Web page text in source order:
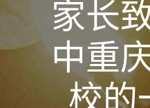
家长
中重
校的